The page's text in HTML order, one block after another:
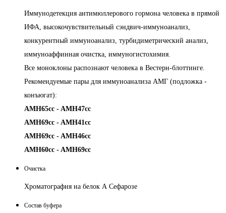
Иммунодетекция антимюллерового гормона человека в прямой
ИФА, высокочувствительный сэндвич-иммуноанализ,
конкурентный иммуноанализ, турбидиметрический анализ,
иммуноаффинная очистка, иммуногистохимия.
Все моноклоны распознают человека в Вестерн-блоттинге.
Рекомендуемые пары для иммуноанализа АМГ (подложка -
конъюгат):
AMH65cc - AMH47cc
AMH69cc - AMH41cc
AMH69cc - AMH46cc
AMH60cc - AMH69cc
Очистка
Хроматография на белок А Сефарозе
Состав буфера